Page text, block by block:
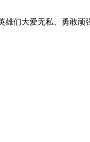
们大爱无私、勇敢顽